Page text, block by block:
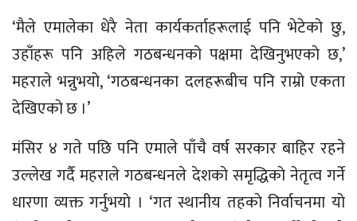
‘मैले एमालेका धेरै नेता कार्यकर्ताहरूलाई पनि भेटेकाे छु,
उहाँहरू पनि अहिले गठबन्धनको पक्षमा देखिनुभएकाे छ,’
महराले भन्नुभयाे, ‘गठबन्धनका दलहरूबीच पनि राम्रो एकता
देखिएकाे छ ।’
मंसिर ४ गते पछि पनि एमाले पाँचै वर्ष सरकार बाहिर रहने
उल्लेख गर्दै महराले गठबन्धनले देशकाे समृद्धिकाे नेतृत्व गर्ने
धारणा व्यक्त गर्नुभयाे । ‘गत स्थानीय तहकाे निर्वाचनमा याे